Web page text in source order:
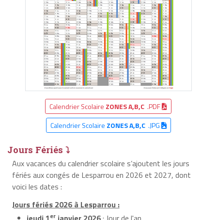
Calendrier Scolaire ZONES A,B,C .PDF
Calendrier Scolaire ZONES A,B,C.JPG
Jours Fériés ⤵
Aux vacances du calendrier scolaire s’ajoutent les jours
fériés aux congés de Lesparrou en 2026 et 2027, dont
voici les dates :
Jours fériés 2026 à Lesparrou :
er